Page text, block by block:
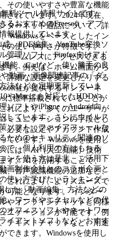
その使いやすさや豊富な機能
されています。2024年現在、
ターネット通話について、詳
Windowsをベースとしたイン
の使いやすさが特徴です。
シームレスにアクセスできる
す。例えば、ホーム画面から
詳細な設定を変更したりする
社が提供するインターネ
に標準搭載されていることが
れにより、多くのユーザーが
ミュニケーションの手段とし
必要な設定やアカウント作成
ています。 Windowsを使用し
には、AI（人工知能）技術
す。AIを活用することで、
、音声認識機能の追加など、
これにより、よりスムーズで
可能となります。 インター
やオンラインチャットと同様
ニケーションが可能です。例
テキストチャットなど、用途
できます。Windowsを使用し
料ツール情報サイトです。
るおすすめのFreesoft・アプ
報提供しています。
、PDF編集、YouTube変換ソ
管理ソフト、Firefox向けアド
能、Cadなど、使い勝手の良
動画・画像関連記事の「ダ
法などを定期更新していま
やMacにも対応したHDDや
ソフトやiPhone・Android向
しています。さらにウイルス
ソフト、ファイアフォールな
ためのセキュリティ関連のソ
で、個人利用の方はもちろ
ンを使う方は是非、ご活用下
画制作会社とのコラボ企画と
使い方学びたいランキング」
した「動画編集」方法などの
、ワードやエクセルなどの代
オフィスソフトやネットワー
イアントソフトなど、おすす